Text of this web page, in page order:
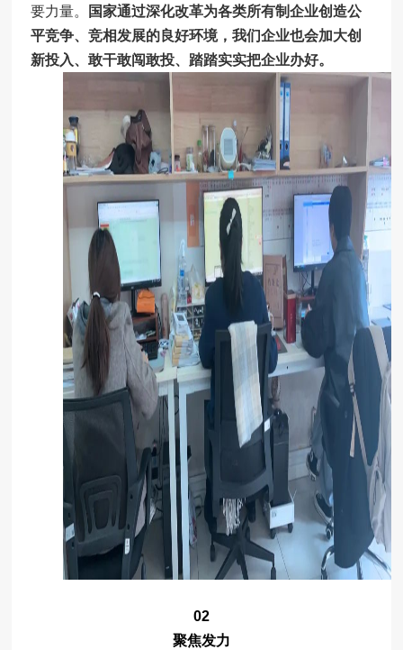
要力量。
国家通过深化改革为各类所有制企业创造公
平竞争、竞相发展的良好环境，我们企业也会加大创
新投入、敢干敢闯敢投、踏踏实实把企业办好。
02
聚焦发力